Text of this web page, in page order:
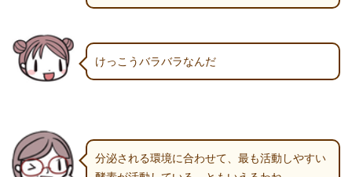
けっこうバラバラなんだ
分泌される環境に合わせて、最も活動しやすい